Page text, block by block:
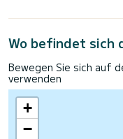
Wo befindet sich
Bewegen Sie sich auf
verwenden
+
−